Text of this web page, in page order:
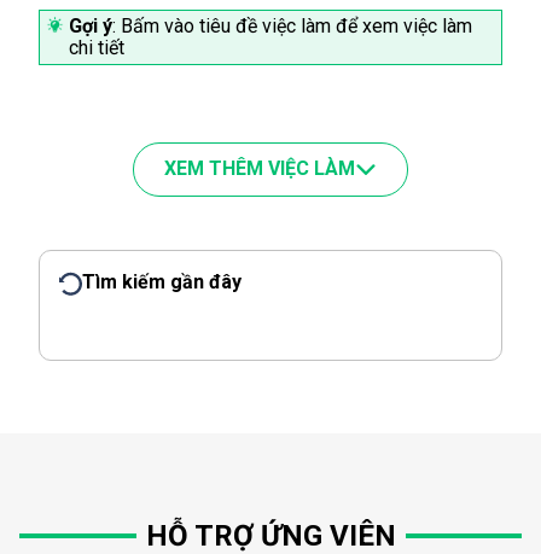
Gợi ý: Bấm vào tiêu đề việc làm để xem việc làm
chi tiết
XEM THÊM VIỆC LÀM
Tìm kiếm gần đây
HỖ TRỢ ỨNG VIÊN